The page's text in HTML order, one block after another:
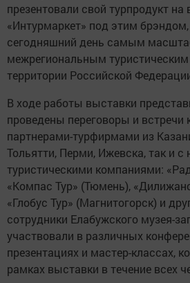
презентовали свой турпродукт на
«Интурмаркет» под этим
сегодняшний день самым
межрегиональным
территории Российской
В ходе работы выставки
проведены переговоры и встречи
партнерами-турфирмами из
Тольятти, Перми, Ижевска, так и
туристическими компаниями:
«Компас Тур» (Тюмень),
«Глобус Тур» (Магнитогорск) и
сотрудники Елабужского музея-
участвовали в различных
презентациях и мастер-классах,
рамках выставки в течение всех